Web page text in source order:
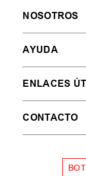
NOSOTROS
AYUDA
ENLACES
CONTACTO